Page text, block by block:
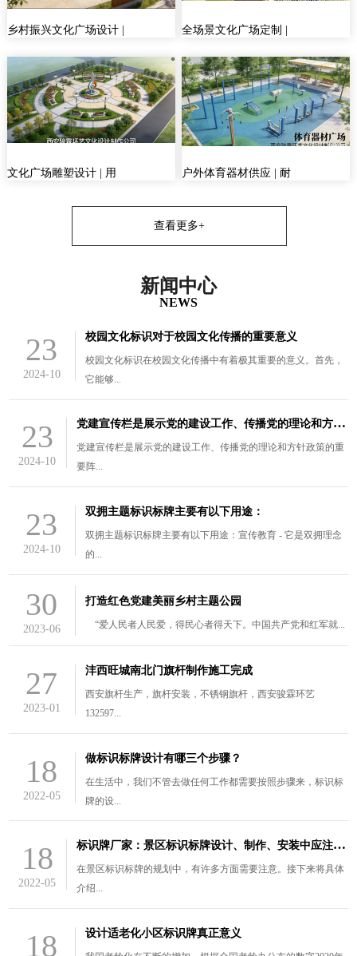
乡村振兴文化广场设计 | 全场景文化广场定制 |
文化广场雕塑设计 | 用 户外体育器材供应 | 耐
查看更多+
新闻中心
NEWS
23
2024-10
校园文化标识对于校园文化传播的重要意义
校园文化标识在校园文化传播中有着极其重要的意义。首先，
它能够...
23
2024-10
党
建宣传栏是展示党的建设工作、传播党的理论和方针政策的重要阵
党建宣传栏是展示党的建设工作、传播党的理论和方针政策的重
要阵...
23
2024-10
双拥主题标识标牌主要有以下用途：
双拥主题标识标牌主要有以下用途：宣传教育 - 它是双拥理念
的...
30
2023-06
打造红色党建美丽乡村主题公园
“爱人民者人民爱，得民心者得天下。中国共产党和红军就...
27
2023-01
沣西旺城南北门旗杆制作施工完成
西安旗杆生产，旗杆安装，不锈钢旗杆，西安骏霖环艺
132597...
18
2022-05
做标识标牌设计有哪三个步骤？
在生活中，我们不管去做任何工作都需要按照步骤来，标识标
牌的设...
18
2022-05
标
识牌厂家：景区标识标牌设计、制作、安装中应注意的三个问题
在景区标识标牌的规划中，有许多方面需要注意。接下来将具体
介绍...
18 设计适老化小区标识牌真正意义